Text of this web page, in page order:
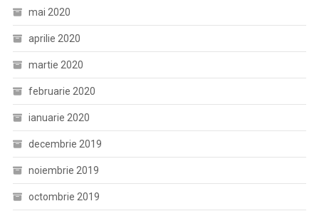
mai 2020
aprilie 2020
martie 2020
februarie 2020
ianuarie 2020
decembrie 2019
noiembrie 2019
octombrie 2019